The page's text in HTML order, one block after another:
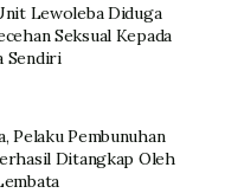
Lewoleba Diduga
Seksual Kepada
Sendiri
Pelaku Pembunuhan
Ditangkap Oleh